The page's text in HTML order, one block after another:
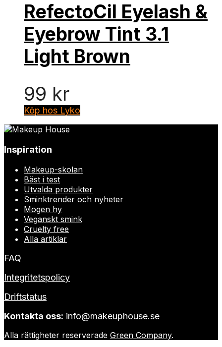
RefectoCil Eyelash &
Eyebrow Tint 3.1
Light Brown
99 kr
Köp hos Lyko
Inspiration
Makeup-skolan
Bäst i test
Utvalda produkter
Sminktrender och nyheter
Mogen hy
Veganskt smink
Cruelty free
Alla artiklar
FAQ
Integritetspolicy
Driftstatus
Kontakta oss: info@makeuphouse.se
Alla rättigheter reserverade Green Company.